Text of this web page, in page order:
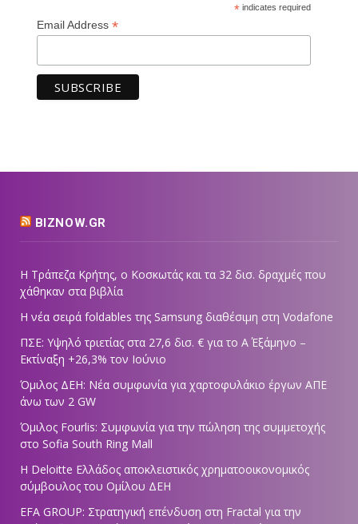
*indicates required
Email Address *
BIZNOW.GR
Η Τράπεζα Κρήτης, ο Κοσκωτάς και τα 32 δισ. δραχμές που
χάθηκαν στα βιβλία
Η νέα σειρά foldables της Samsung διαθέσιμη στη Vodafone
ΠΣΕ: Υψηλό τριετίας στα 27,6 δισ. € για το Α΄ Εξάμηνο –
Εκτίναξη +26,3% τον Ιούνιο
Όμιλος ΔΕΗ: Νέα συμφωνία για χαρτοφυλάκιο έργων ΑΠΕ
άνω των 2 GW
Όμιλος Fourlis: Συμφωνία για την πώληση της συμμετοχής
στο Sofia South Ring Mall
Η Deloitte Ελλάδος αποκλειστικός χρηματοοικονομικός
σύμβουλος του Ομίλου ΔΕΗ
EFA GROUP: Στρατηγική επένδυση στη Fractal για την